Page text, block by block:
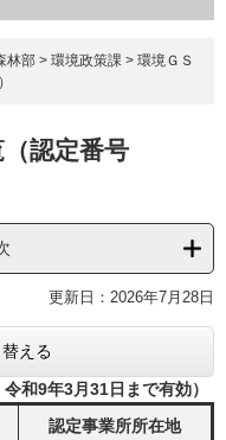
林部 > 環境政策課 > 環境ＧＳ
認定番号
更新日：2026年7月28日
える
和9年3月31日まで有効）
認定事業所所在地